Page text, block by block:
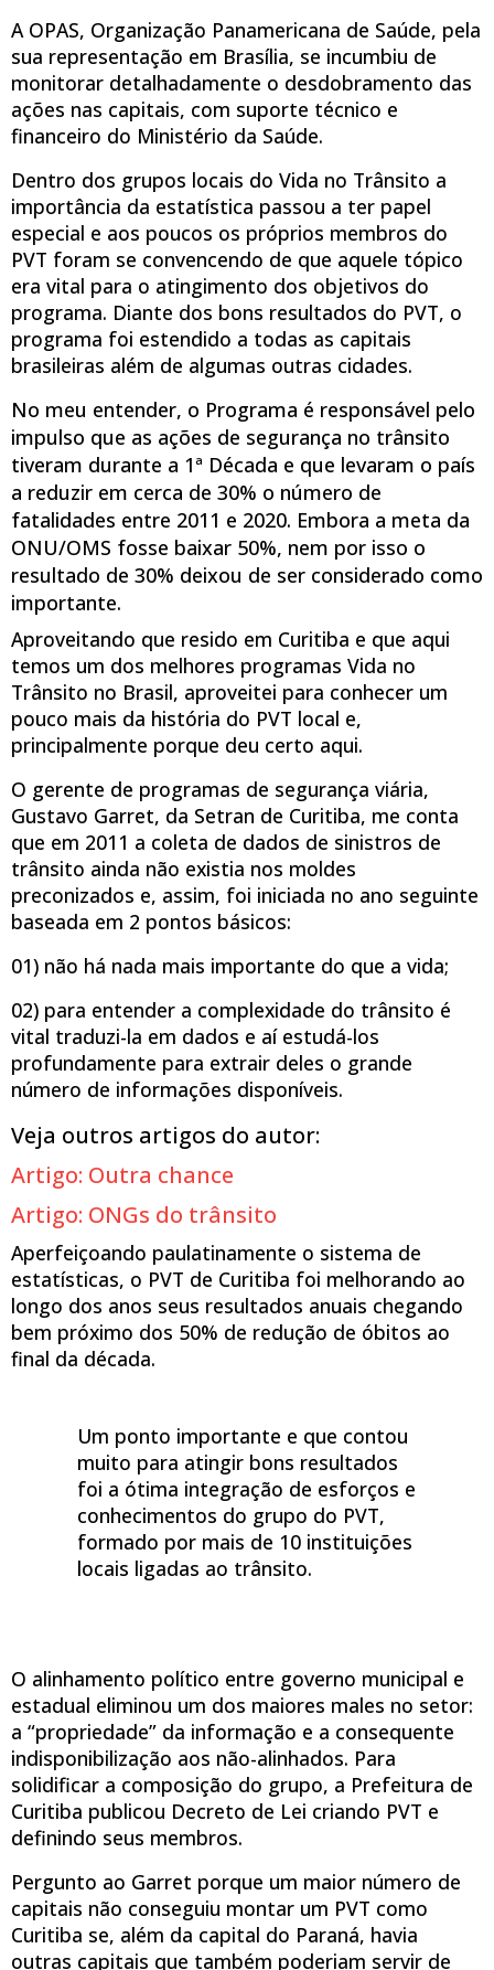
A OPAS, Organização Panamericana de Saúde, pela
sua representação em Brasília, se incumbiu de
monitorar detalhadamente o desdobramento das
ações nas capitais, com suporte técnico e
financeiro do Ministério da Saúde.
Dentro dos grupos locais do Vida no Trânsito a
importância da estatística passou a ter papel
especial e aos poucos os próprios membros do
PVT foram se convencendo de que aquele tópico
era vital para o atingimento dos objetivos do
programa. Diante dos bons resultados do PVT, o
programa foi estendido a todas as capitais
brasileiras além de algumas outras cidades.
No meu entender, o Programa é responsável pelo
impulso que as ações de segurança no trânsito
tiveram durante a 1ª Década e que levaram o país
a reduzir em cerca de 30% o número de
fatalidades entre 2011 e 2020. Embora a meta da
ONU/OMS fosse baixar 50%, nem por isso o
resultado de 30% deixou de ser considerado como
importante.
Aproveitando que resido em Curitiba e que aqui
temos um dos melhores programas Vida no
Trânsito no Brasil, aproveitei para conhecer um
pouco mais da história do PVT local e,
principalmente porque deu certo aqui.
O gerente de programas de segurança viária,
Gustavo Garret, da Setran de Curitiba, me conta
que em 2011 a coleta de dados de sinistros de
trânsito ainda não existia nos moldes
preconizados e, assim, foi iniciada no ano seguinte
baseada em 2 pontos básicos:
01) não há nada mais importante do que a vida;
02) para entender a complexidade do trânsito é
vital traduzi-la em dados e aí estudá-los
profundamente para extrair deles o grande
número de informações disponíveis.
Veja outros artigos do autor:
Artigo: Outra chance
Artigo: ONGs do trânsito
Aperfeiçoando paulatinamente o sistema de
estatísticas, o PVT de Curitiba foi melhorando ao
longo dos anos seus resultados anuais chegando
bem próximo dos 50% de redução de óbitos ao
final da década.
Um ponto importante e que contou
muito para atingir bons resultados
foi a ótima integração de esforços e
conhecimentos do grupo do PVT,
formado por mais de 10 instituições
locais ligadas ao trânsito.
O alinhamento político entre governo municipal e
estadual eliminou um dos maiores males no setor:
a “propriedade” da informação e a consequente
indisponibilização aos não-alinhados. Para
solidificar a composição do grupo, a Prefeitura de
Curitiba publicou Decreto de Lei criando PVT e
definindo seus membros.
Pergunto ao Garret porque um maior número de
capitais não conseguiu montar um PVT como
Curitiba se, além da capital do Paraná, havia
outras capitais que também poderiam servir de